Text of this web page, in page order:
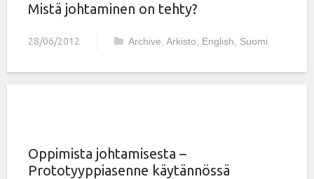
Mistä johtaminen on tehty?
28/06/2012 Archive Arkisto English Suomi
Oppimista johtamisesta –
Prototyyppiasenne käytännössä